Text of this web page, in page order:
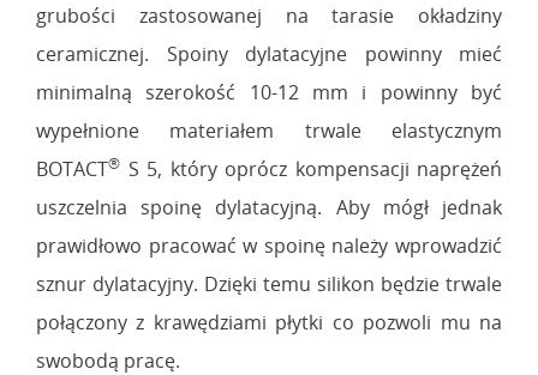
grubości zastosowanej na tarasie okładziny
ceramicznej. Spoiny dylatacyjne powinny mieć
minimalną szerokość 10-12 mm i powinny być
wypełnione materiałem trwale elastycznym
BOTACT® S 5, który oprócz kompensacji naprężeń
uszczelnia spoinę dylatacyjną. Aby mógł jednak
prawidłowo pracować w spoinę należy wprowadzić
sznur dylatacyjny. Dzięki temu silikon będzie trwale
połączony z krawędziami płytki co pozwoli mu na
swobodą pracę.